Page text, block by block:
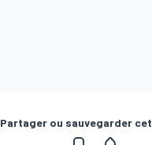
Partager ou sauvegarder